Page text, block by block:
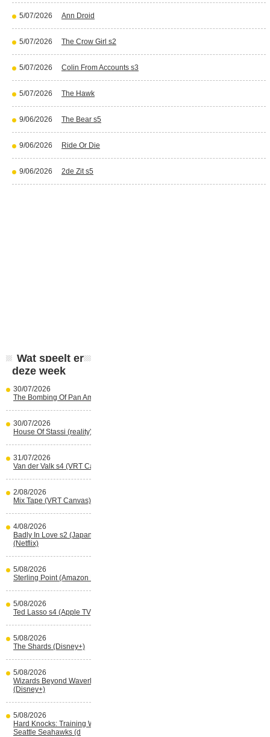
5/07/2026 Ann Droid
5/07/2026 The Crow Girl s2
5/07/2026 Colin From Accounts s3
5/07/2026 The Hawk
9/06/2026 The Bear s5
9/06/2026 Ride Or Die
9/06/2026 2de Zit s5
Wat speelt er
deze week
30/07/2026
The Bombing Of Pan Am 103 (Netflix)
30/07/2026
House Of Stassi (reality) (Disney+)
31/07/2026
Van der Valk s4 (VRT Canvas)
2/08/2026
Mix Tape (VRT Canvas)
4/08/2026
Badly In Love s2 (Japans) (reality)
(Netflix)
5/08/2026
Sterling Point (Amazon Prime Video)
5/08/2026
Ted Lasso s4 (Apple TV)
5/08/2026
The Shards (Disney+)
5/08/2026
Wizards Beyond Waverly Place s3
(Disney+)
5/08/2026
Hard Knocks: Training With The
Seattle Seahawks (d